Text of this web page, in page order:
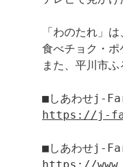
「わのたれ」
食べチョク・
また、平川市
https://j-
https://